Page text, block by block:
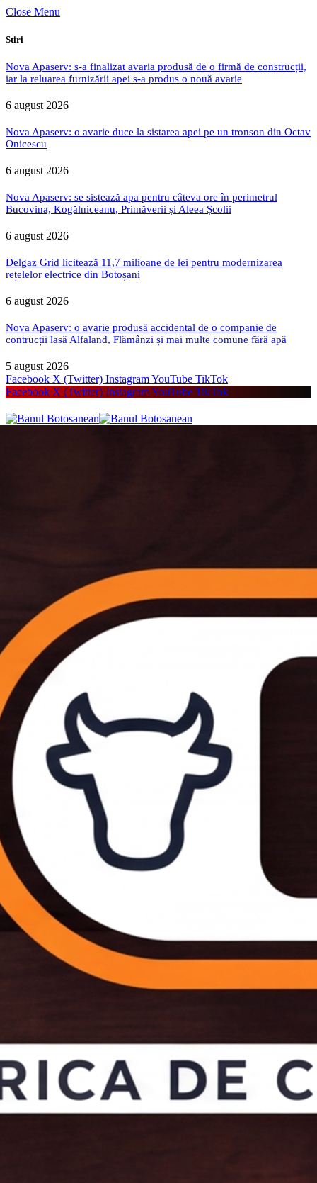
Close Menu
Stiri
Nova Apaserv: s-a finalizat avaria produsă de o firmă de construcții,
iar la reluarea furnizării apei s-a produs o nouă avarie
6 august 2026
Nova Apaserv: o avarie duce la sistarea apei pe un tronson din Octav
Onicescu
6 august 2026
Nova Apaserv: se sistează apa pentru câteva ore în perimetrul
Bucovina, Kogălniceanu, Primăverii și Aleea Școlii
6 august 2026
Delgaz Grid licitează 11,7 milioane de lei pentru modernizarea
rețelelor electrice din Botoșani
6 august 2026
Nova Apaserv: o avarie produsă accidental de o companie de
contrucții lasă Alfaland, Flămânzi și mai multe comune fără apă
5 august 2026
Facebook X (Twitter) InstagramYouTube TikTok
Facebook X (Twitter) InstagramYouTube TikTok